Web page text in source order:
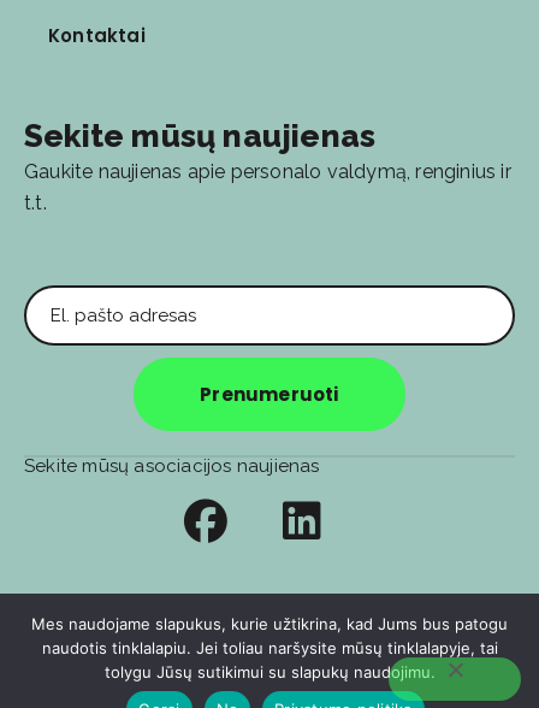
Kontaktai
Sekite mūsų naujienas
Gaukite naujienas apie personalo valdymą, renginius ir
t.t.
Prenumeruoti
Privatumo politika Soc. tinklų privatumo politika
🧑‍💻️ E-sprendimas: Berta&Agency
Sekite mūsų asociacijos naujienas
Mes naudojame slapukus, kurie užtikrina, kad Jums bus patogu
naudotis tinklalapiu. Jei toliau naršysite mūsų tinklalapyje, tai
tolygu Jūsų sutikimui su slapukų naudojimu.